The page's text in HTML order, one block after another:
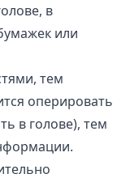
в
или
тем
оперировать
в голове), тем